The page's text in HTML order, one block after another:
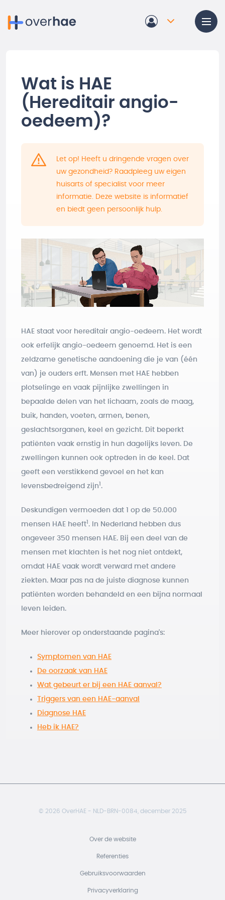
Wat is HAE
(Hereditair angio-
oedeem)?
Let op! Heeft u dringende vragen over
uw gezondheid? Raadpleeg uw eigen
huisarts of specialist voor meer
informatie. Deze website is informatief
en biedt geen persoonlijk hulp.
HAE staat voor hereditair angio-oedeem. Het wordt
ook erfelijk angio-oedeem genoemd. Het is een
zeldzame genetische aandoening die je van (één
van) je ouders erft. Mensen met HAE hebben
plotselinge en vaak pijnlijke zwellingen in
bepaalde delen van het lichaam, zoals de maag,
buik, handen, voeten, armen, benen,
geslachtsorganen, keel en gezicht. Dit beperkt
patiënten vaak ernstig in hun dagelijks leven. De
zwellingen kunnen ook optreden in de keel. Dat
geeft een verstikkend gevoel en het kan
levensbedreigend zijn .
Deskundigen vermoeden dat 1 op de 50.000
mensen HAE heeft . In Nederland hebben dus
ongeveer 350 mensen HAE. Bij een deel van de
mensen met klachten is het nog niet ontdekt,
omdat HAE vaak wordt verward met andere
ziekten. Maar pas na de juiste diagnose kunnen
patiënten worden behandeld en een bijna normaal
leven leiden.
Meer hierover op onderstaande pagina's:
Symptomen van HAE
De oorzaak van HAE
Wat gebeurt er bij een HAE aanval?
Triggers van een HAE-aanval
Diagnose HAE
Heb ik HAE?
© 2026 OverHAE - NLD-BRN-0084, december 2025
Footer
Over de website
Referenties
Gebruiksvoorwaarden
Privacyverklaring